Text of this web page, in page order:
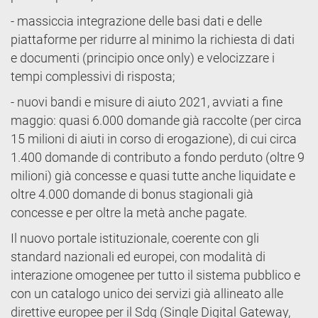
- massiccia integrazione delle basi dati e delle
piattaforme per ridurre al minimo la richiesta di dati
e documenti (principio once only) e velocizzare i
tempi complessivi di risposta;
- nuovi bandi e misure di aiuto 2021, avviati a fine
maggio: quasi 6.000 domande già raccolte (per circa
15 milioni di aiuti in corso di erogazione), di cui circa
1.400 domande di contributo a fondo perduto (oltre 9
milioni) già concesse e quasi tutte anche liquidate e
oltre 4.000 domande di bonus stagionali già
concesse e per oltre la metà anche pagate.
Il nuovo portale istituzionale, coerente con gli
standard nazionali ed europei, con modalità di
interazione omogenee per tutto il sistema pubblico e
con un catalogo unico dei servizi già allineato alle
direttive europee per il Sdg (Single Digital Gateway,